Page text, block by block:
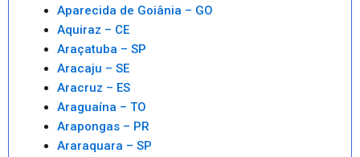
Aparecida de Goiânia – GO
Aquiraz – CE
Araçatuba – SP
Aracaju – SE
Aracruz – ES
Araguaína – TO
Arapongas – PR
Araraquara – SP